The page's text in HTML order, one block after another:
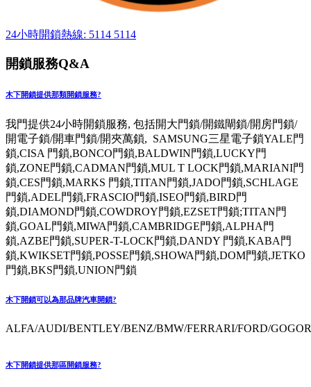
24小時開鎖熱線: 5114 5114
開鎖服務Q&A
木下開鎖提供那類開鎖服務?
我門提供24小時開鎖服務, 包括開大門鎖/開鐵閘鎖/開房門鎖/
開電子鎖/開車門鎖/開夾萬鎖, SAMSUNG三星電子鎖YALE門
鎖,CISA 門鎖,BONCO門鎖,BALDWIN門鎖,LUCKY門
鎖,ZONE門鎖,CADMAN門鎖,MUL T LOCK門鎖,MARIANI門
鎖,CES門鎖,MARKS 門鎖,TITAN門鎖,JADO門鎖,SCHLAGE
門鎖,ADEL門鎖,FRASCIO門鎖,ISEO門鎖,BIRD門
鎖,DIAMOND門鎖,COWDROY門鎖,EZSET門鎖;TITAN門
鎖,GOAL門鎖,MIWA門鎖,CAMBRIDGE門鎖,ALPHA門
鎖,AZBE門鎖,SUPER-T-LOCK門鎖,DANDY 門鎖,KABA門
鎖,KWIKSET門鎖,POSSE門鎖,SHOWA門鎖,DOM門鎖,JETKO
門鎖,BKS門鎖,UNION門鎖
木下開鎖可以為那品牌汽車開鎖?
ALFA/AUDI/BENTLEY/BENZ/BMW/FERRARI/FORD/
木下開鎖提供那區開鎖服務?